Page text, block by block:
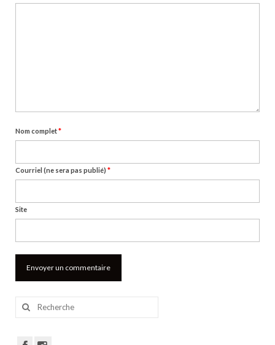
Nom complet*
Courriel (ne sera pas publié) *
Site
Rechercher